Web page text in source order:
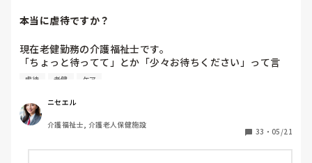
本当に虐待ですか？
現在老健勤務の介護福祉士です。
「ちょっと待ってて」とか「少々お待ちください」って言
葉、よく使いませんか？私の施設ではこの言葉は「利用者本
つまり虐待と同じ枠組みです。
そんなに悪い言葉ですか？むしろ必要な言葉だと思うのです
がいかがでしょう？
虐待 老健 ケア
ニセエル
介護福祉士, 介護老人保健施設
33 ・ 05/21